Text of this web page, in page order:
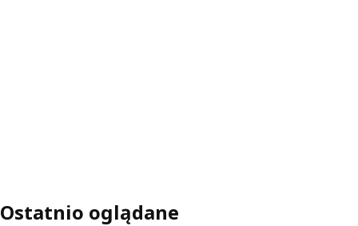
Ostatnio oglądane